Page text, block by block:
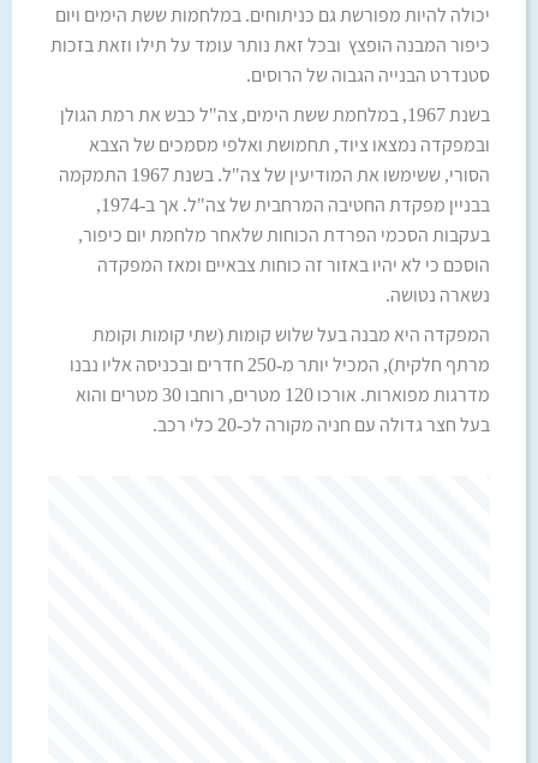
יכולה להיות מפורשת גם כניתוחים. במלחמות ששת הימים ויום
כיפור המבנה הופצץ ובכל זאת נותר עומד על תילו וזאת בזכות
סטנדרט הבנייה הגבוה של הרוסים.
בשנת 1967, במלחמת ששת הימים, צה"ל כבש את רמת הגולן
ובמפקדה נמצאו ציוד, תחמושת ואלפי מסמכים של הצבא
הסורי, ששימשו את המודיעין של צה"ל. בשנת 1967 התמקמה
בבניין מפקדת החטיבה המרחבית של צה"ל. אך ב-1974,
בעקבות הסכמי הפרדת הכוחות שלאחר מלחמת יום כיפור,
הוסכם כי לא יהיו באזור זה כוחות צבאיים ומאז המפקדה
נשארה נטושה.
המפקדה היא מבנה בעל שלוש קומות (שתי קומות וקומת
מרתף חלקית), המכיל יותר מ-250 חדרים ובכניסה אליו נבנו
מדרגות מפוארות. אורכו 120 מטרים, רוחבו 30 מטרים והוא
בעל חצר גדולה עם חניה מקורה לכ-20 כלי רכב.